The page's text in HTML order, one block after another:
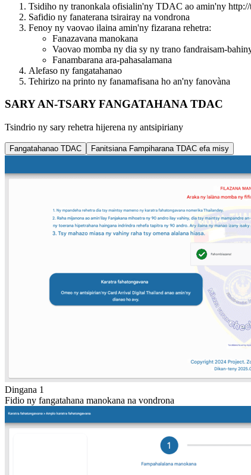
Tsidiho ny tranonkala ofisialin'ny TDAC ao amin'ny
Safidio ny fanaterana tsirairay na vondrona
Fenoy ny vaovao ilaina amin'ny fizarana rehetra:
Fanazavana manokana
Vaovao momba ny dia sy ny trano fandraisam-
Fanambarana ara-pahasalamana
Alefaso ny fangatahanao
Tehirizo na printo ny fanamafisana ho an'ny fanovàna
SARY AN-TSARY FANGATAHANA TDAC
Tsindrio ny sary rehetra hijerena ny antsipiriany
Fangatahanao TDAC Fanitsiana Fampiharana TDAC efa misy
Dingana 1
Fidio ny fangatahana manokana na vondrona